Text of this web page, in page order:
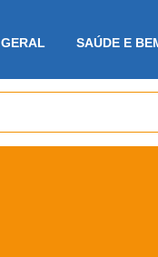
GERAL SAÚDE E